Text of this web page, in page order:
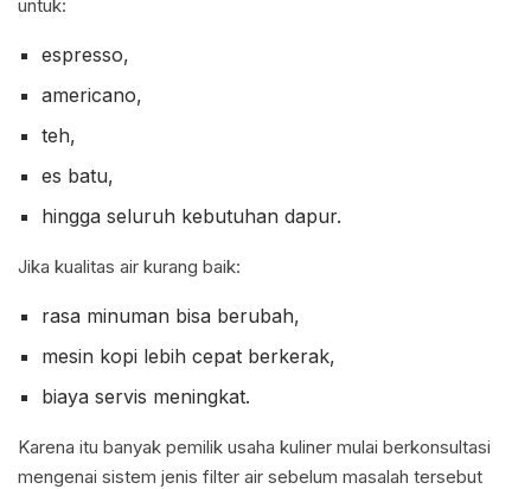
untuk:
espresso,
americano,
teh,
es batu,
hingga seluruh kebutuhan dapur.
Jika kualitas air kurang baik:
rasa minuman bisa berubah,
mesin kopi lebih cepat berkerak,
biaya servis meningkat.
Karena itu banyak pemilik usaha kuliner mulai berkonsultasi
mengenai sistem jenis filter air sebelum masalah tersebut